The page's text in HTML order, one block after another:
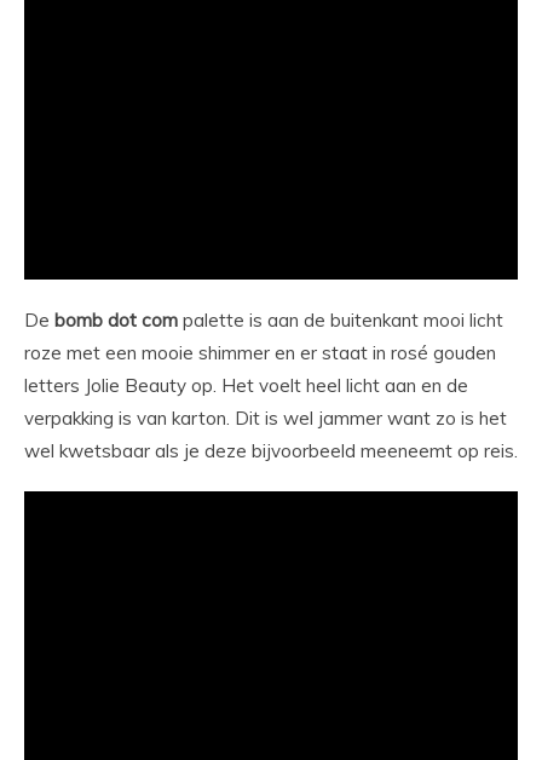
De bomb dot com palette is aan de buitenkant mooi licht
roze met een mooie shimmer en er staat in rosé gouden
letters Jolie Beauty op. Het voelt heel licht aan en de
verpakking is van karton. Dit is wel jammer want zo is het
wel kwetsbaar als je deze bijvoorbeeld meeneemt op reis.